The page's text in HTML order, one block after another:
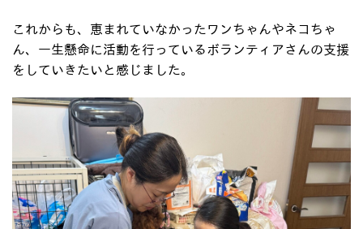
これからも、恵まれていなかったワンちゃんやネコちゃ
ん、一生懸命に活動を行っているボランティアさんの支援
をしていきたいと感じました。